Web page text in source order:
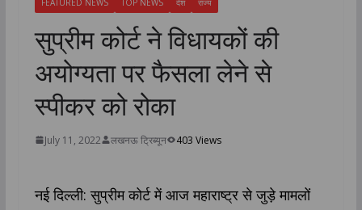
सुप्रीम कोर्ट ने विधायकों की
अयोग्यता पर फैसला लेने से
स्‍पीकर को रोका
July 11, 2022 लखनऊ ट्रिब्यून 403 Views
नई दिल्ली: सुप्रीम कोर्ट में आज महाराष्ट्र से जुड़े मामलों